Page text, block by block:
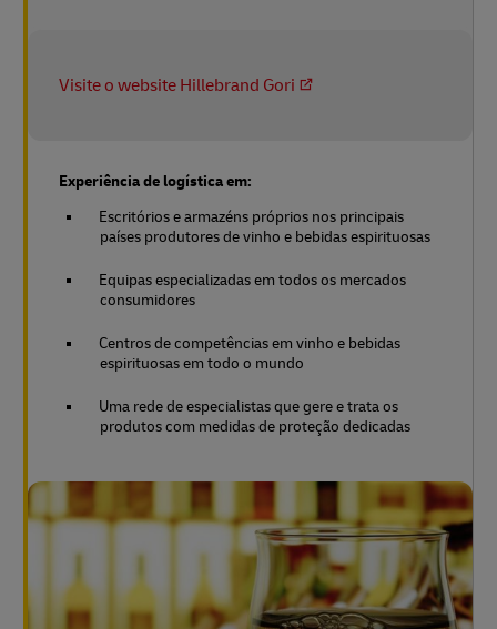
Visite o website Hillebrand Gori
Experiência de logística em:
Escritórios e armazéns próprios nos principais
países produtores de vinho e bebidas espirituosas
Equipas especializadas em todos os mercados
consumidores
Centros de competências em vinho e bebidas
espirituosas em todo o mundo
Uma rede de especialistas que gere e trata os
produtos com medidas de proteção dedicadas